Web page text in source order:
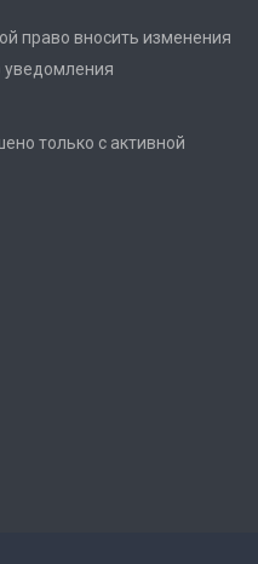
право вносить изменения
уведомления
только с активной